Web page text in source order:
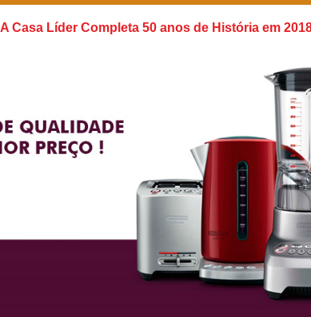
A Casa Líder Completa 50 anos de História em